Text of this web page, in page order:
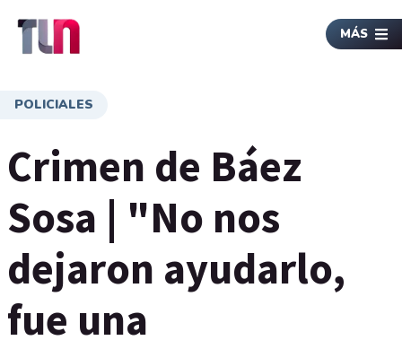
MÁS
POLICIALES
Crimen de Báez
Sosa | "No nos
dejaron ayudarlo,
fue una